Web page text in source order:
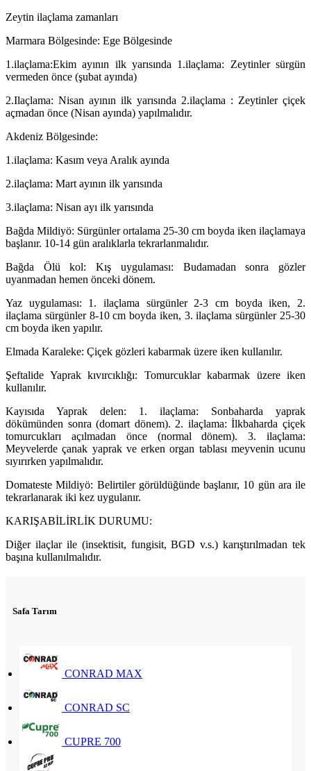
Zeytin ilaçlama zamanları
Marmara Bölgesinde: Ege Bölgesinde
1.ilaçlama:Ekim ayının ilk yarısında 1.ilaçlama: Zeytinler sürgün
vermeden önce (şubat ayında)
2.Ilaçlama: Nisan ayının ilk yarısında 2.ilaçlama : Zeytinler çiçek
açmadan önce (Nisan ayında) yapılmalıdır.
Akdeniz Bölgesinde:
1.ilaçlama: Kasım veya Aralık ayında
2.ilaçlama: Mart ayının ilk yarısında
3.ilaçlama: Nisan ayı ilk yarısında
Bağda Mildiyö: Sürgünler ortalama 25-30 cm boyda iken ilaçlamaya
başlanır. 10-14 gün aralıklarla tekrarlanmalıdır.
Bağda Ölü kol: Kış uygulaması: Budamadan sonra gözler
uyanmadan hemen önceki dönem.
Yaz uygulaması: 1. ilaçlama sürgünler 2-3 cm boyda iken, 2.
ilaçlama sürgünler 8-10 cm boyda iken, 3. ilaçlama sürgünler 25-30
cm boyda iken yapılır.
Elmada Karaleke: Çiçek gözleri kabarmak üzere iken kullanılır.
Şeftalide Yaprak kıvırcıklığı: Tomurcuklar kabarmak üzere iken
kullanılır.
Kayısıda Yaprak delen: 1. ilaçlama: Sonbaharda yaprak
dökümünden sonra (domart dönem). 2. ilaçlama: İlkbaharda çiçek
tomurcukları açılmadan önce (normal dönem). 3. ilaçlama:
Meyvelerde çanak yaprak ve erken organ tablası meyvenin ucunu
sıyırırken yapılmalıdır.
Domateste Mildiyö: Belirtiler görüldüğünde başlanır, 10 gün ara ile
tekrarlanarak iki kez uygulanır.
KARIŞABİLİRLİK DURUMU:
Diğer ilaçlar ile (insektisit, fungisit, BGD v.s.) karıştırılmadan tek
başına kullanılmalıdır.
Safa Tarım
CONRAD MAX
CONRAD SC
CUPRE 700